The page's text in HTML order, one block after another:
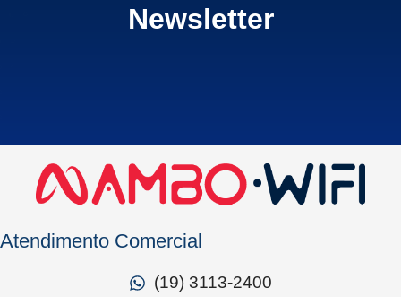
Newsletter
Atendimento Comercial
(19) 3113-2400